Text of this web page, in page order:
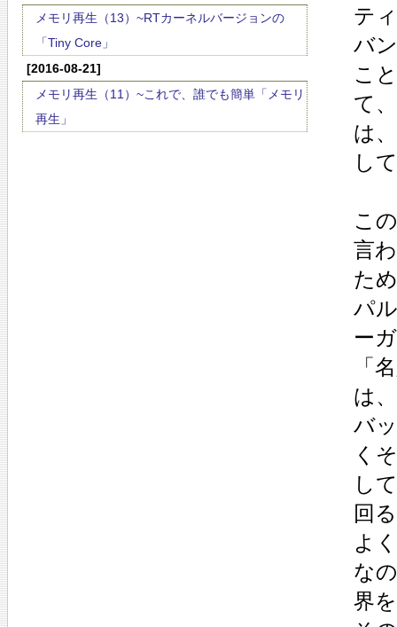
メモリ再生（13）~RTカーネルバージョンの
「Tiny Core」
[2016-08-21]
メモリ再生（11）~これで、誰でも簡単「メモリ
再生」
テ
バ
こ
て
は
し
こ
言
た
パ
ー
「
は
バ
く
し
回
よ
な
界